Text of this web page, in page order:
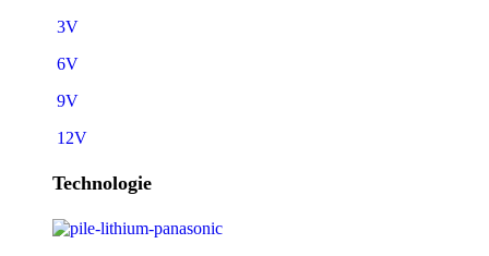
3V
6V
9V
12V
Technologie